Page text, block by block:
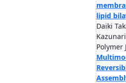
lipid
Daiki
Polymer